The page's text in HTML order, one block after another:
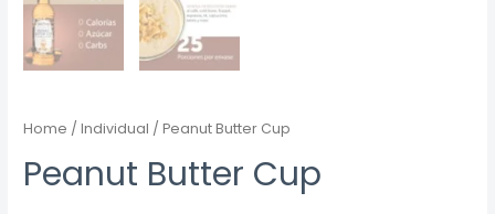
Home /Individual / Peanut Butter Cup
Peanut Butter Cup